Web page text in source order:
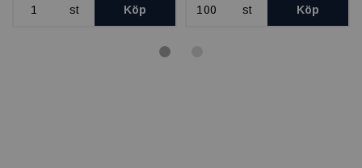
st Köp st Köp